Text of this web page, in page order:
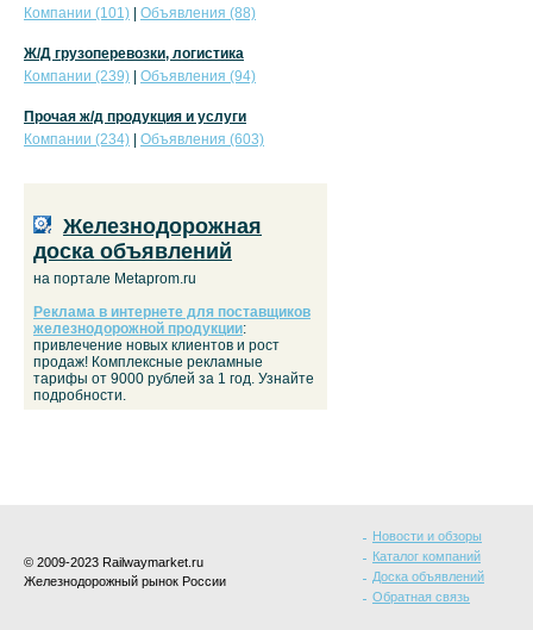
Компании (101)
Объявления (88)
Ж/Д грузоперевозки, логистика
Компании (239)
Объявления (94)
Прочая ж/д продукция и услуги
Компании (234)
Объявления (603)
Железнодорожная
доска объявлений
на портале Metaprom.ru
Реклама в интернете для поставщиков
железнодорожной продукции:
привлечение новых клиентов и рост
продаж! Комплексные рекламные
тарифы от 9000 рублей за 1 год. Узнайте
подробности.
© 2009-2023 Railwaymarket.ru
Железнодорожный рынок России
Новости и обзоры
Каталог компаний
Доска объявлений
Обратная связь